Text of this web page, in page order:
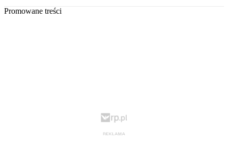
Promowane treści